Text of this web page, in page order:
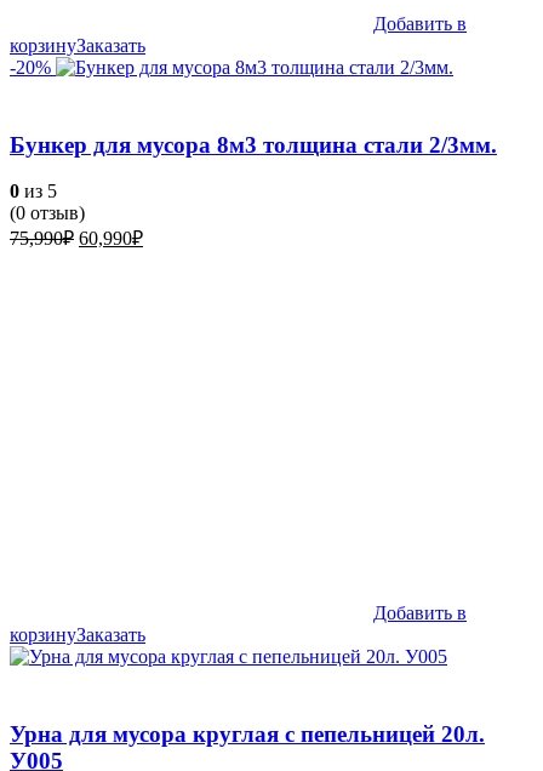
Добавить в
корзинуЗаказать
-20%
Бункер для мусора 8м3 толщина стали 2/3мм.
0 из 5
(0 отзыв)
75,990₽ Первоначальная
60,990₽Текущая
Добавить в
корзинуЗаказать
Урна для мусора круглая с пепельницей 20л.
У005